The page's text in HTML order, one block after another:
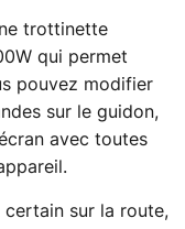
trottinette
qui permet
pouvez modifier
sur le guidon,
avec toutes
sur la route,